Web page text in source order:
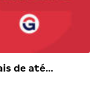
de até…